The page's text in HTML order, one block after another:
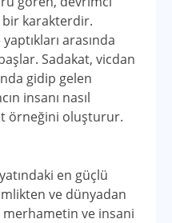
karakterdir.
arasında
Sadakat, vicdan
gidip gelen
insanı nasıl
örneğini oluşturur.
en güçlü
ve dünyadan
merhametin ve insani